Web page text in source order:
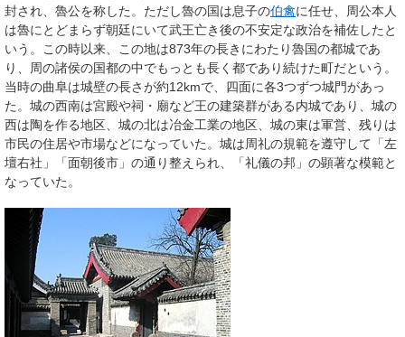
封され、魯公を称した。ただし魯の国は息子の伯禽に任せ、周公本人
は魯にとどまらず朝廷にいて武王亡き後の不安定な政治を補佐したと
いう。この時以来、この地は873年の長きにわたり魯国の都城であ
り、周の諸侯の国都の中でもっとも長く都であり続けた町だという。
当時の曲阜は城壁の長さが約12kmで、四面に各3つずつ城門があっ
た。城の西南は宮殿や祠・廟など王の建築群がある内城であり、城の
西は陶を作る地区、城の北は冶金工業の地区、城の東は軍営、残りは
市民の住居や市場などになっていた。城は周礼の規範を遵守して「左
壇右社」「面朝後市」の通り整えられ、「礼儀の邦」の顕著な模範と
なっていた。